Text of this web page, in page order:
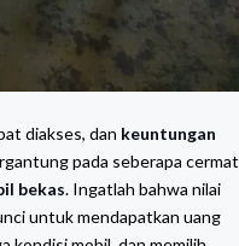
diakses, dan keuntungan
pada seberapa cermat
bekas. Ingatlah bahwa nilai
untuk mendapatkan uang